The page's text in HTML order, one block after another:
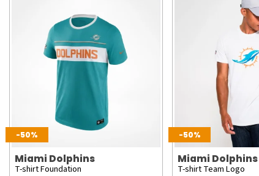
-50%
Miami Dolphins
T-shirt Foundation
-50%
Miami Dolphins
T-shirt Team Logo